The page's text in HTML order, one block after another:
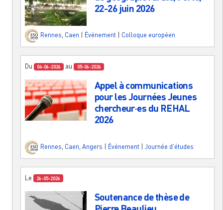
22-26 juin 2026
Rennes, Caen Événement Colloque européen
Du 04-06-2026 au 05-06-2026
Appel à communications
pour les Journées Jeunes
chercheur·es du REHAL
2026
Rennes Caen Angers Événement Journée d'études
Le 26-05-2026
Soutenance de thèse de